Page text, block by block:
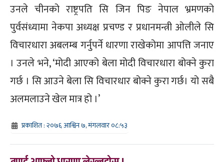
उनले चीनको राष्ट्रपति सि जिन पिङ नेपाल भ्रमणको
पुर्वसंध्यामा नेकपा अध्यक्ष प्रचण्ड र प्रधानमन्त्री ओलीले सि
विचारधारा अबलम्ब गर्नुपर्ने धारणा राखेकोमा आपत्ति जनाए
। उनले भने, ‘मोदी आएको बेला मोदी विचारधारा बोक्ने कुरा
गर्छ । सि आउने बेला सि विचारधार बोक्ने कुरा गर्छ। यो सबै
अलमलाउने खेल मात्र हो ।’
प्रकाशित : २०७६ आश्विन ७, मंगलवार ०८:५३